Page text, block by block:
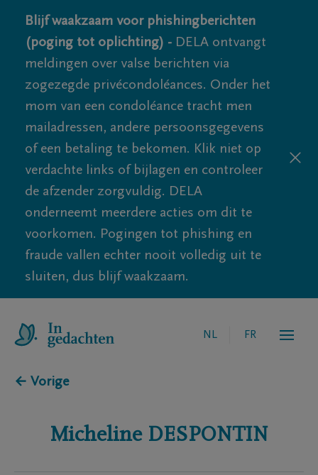
Blijf waakzaam voor phishingberichten
(poging tot oplichting) - DELA ontvangt
meldingen over valse berichten via
zogezegde privécondoléances. Onder het
mom van een condoléance tracht men
mailadressen, andere persoonsgegevens
of een betaling te bekomen. Klik niet op
verdachte links of bijlagen en controleer
de afzender zorgvuldig. DELA
onderneemt meerdere acties om dit te
voorkomen. Pogingen tot phishing en
fraude vallen echter nooit volledig uit te
sluiten, dus blijf waakzaam.
NL FR
← Vorige
Micheline DESPONTIN